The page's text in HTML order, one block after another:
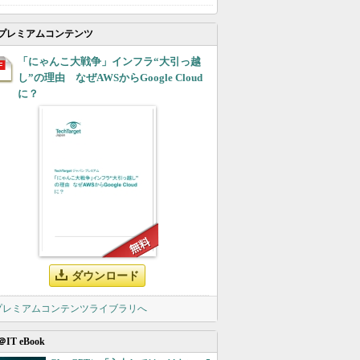
レミアムコンテンツ
「にゃんこ大戦争」インフラ“大引っ越
し”の理由 なぜAWSからGoogle Cloud
に？
ダウンロード
レミアムコンテンツライブラリへ
IT eBook